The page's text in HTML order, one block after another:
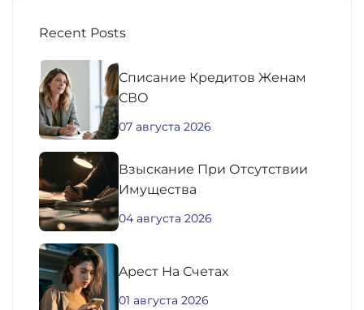
Recent Posts
Списание Кредитов Женам
СВО
07 августа 2026
Взыскание При Отсутствии
Имущества
04 августа 2026
Aрест На Счетах
01 августа 2026